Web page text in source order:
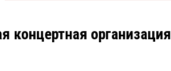
концертная организация